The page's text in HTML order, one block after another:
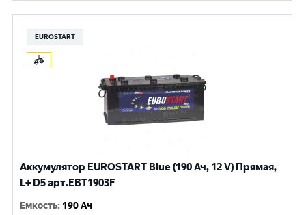
EUROSTART
Аккумулятор EUROSTART Blue (190 Ач, 12 V) Прямая,
L+ D5 арт.EBT1903F
Емкость: 190 Ач